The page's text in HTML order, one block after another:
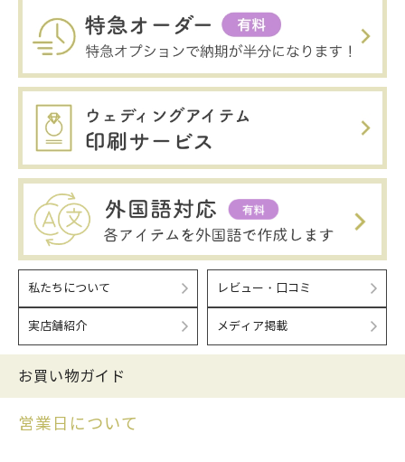
私たちについて レビュー・口コミ
実店舗紹介 メディア掲載
お買い物ガイド
営業日について